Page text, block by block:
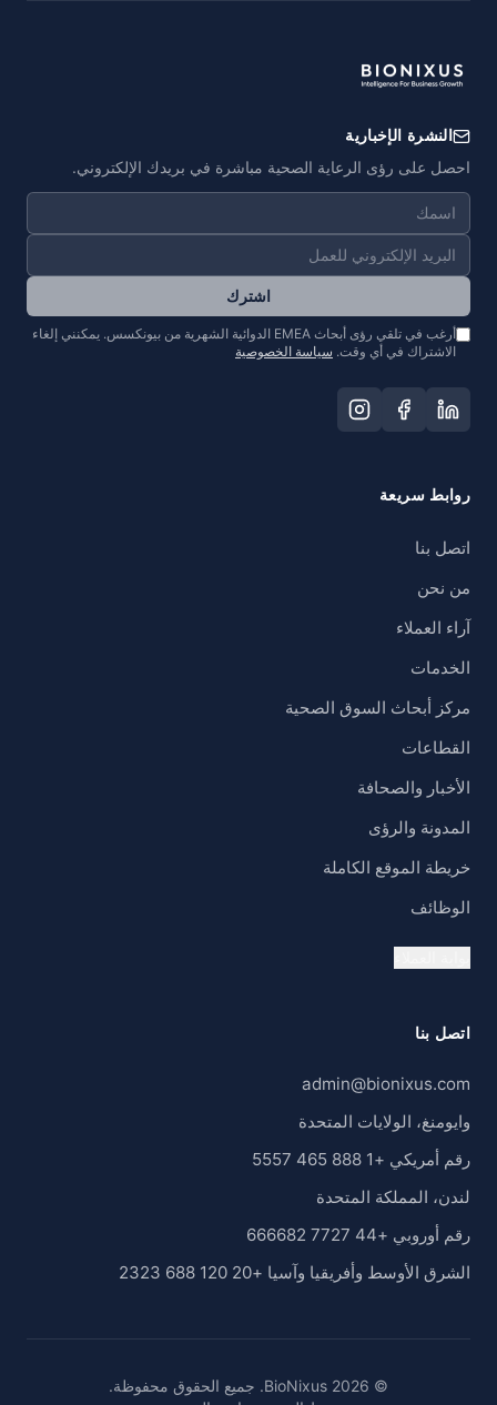
النشرة الإخبارية
احصل على رؤى الرعاية الصحية مباشرة في بريدك الإلكتروني.
اشترك
أرغب في تلقي رؤى أبحاث EMEA الدوائية الشهرية من بيونكسس. يمكنني إلغاء
الاشتراك في أي وقت. سياسة الخصوصية
روابط سريعة
اتصل بنا
من نحن
آراء العملاء
الخدمات
مركز أبحاث السوق الصحية
القطاعات
الأخبار والصحافة
المدونة والرؤى
خريطة الموقع الكاملة
الوظائف
اتصل بنا
admin@bionixus.com
وايومنغ، الولايات المتحدة
رقم أمريكي +1 888 465 5557
لندن، المملكة المتحدة
رقم أوروبي +44 7727 666682
الشرق الأوسط وأفريقيا وآسيا +20 120 688 2323
© 2026 BioNixus. جميع الحقوق محفوظة.